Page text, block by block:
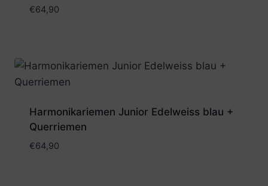
€64,90
Harmonikariemen Junior Edelweiss blau +
Querriemen
€64,90